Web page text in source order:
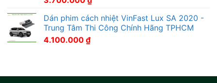
Dán phim cách nhiệt VinFast Lux SA 2020 -
Trung Tâm Thi Công Chính Hãng TPHCM
4.100.000 ₫